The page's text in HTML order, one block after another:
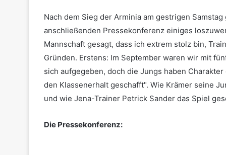
Nach dem Sieg der Arminia am gestrigen
anschließenden Pressekonferenz einiges
Mannschaft gesagt, dass ich extrem stolz bin,
Gründen. Erstens: Im September waren wir mit
sich aufgegeben, doch die Jungs haben
den Klassenerhalt geschafft". Wie Krämer seine
und wie Jena-Trainer Petrick Sander das Spiel
Die Pressekonferenz: